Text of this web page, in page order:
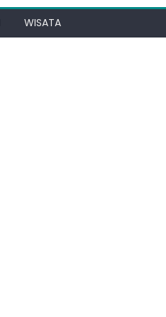
WISATA